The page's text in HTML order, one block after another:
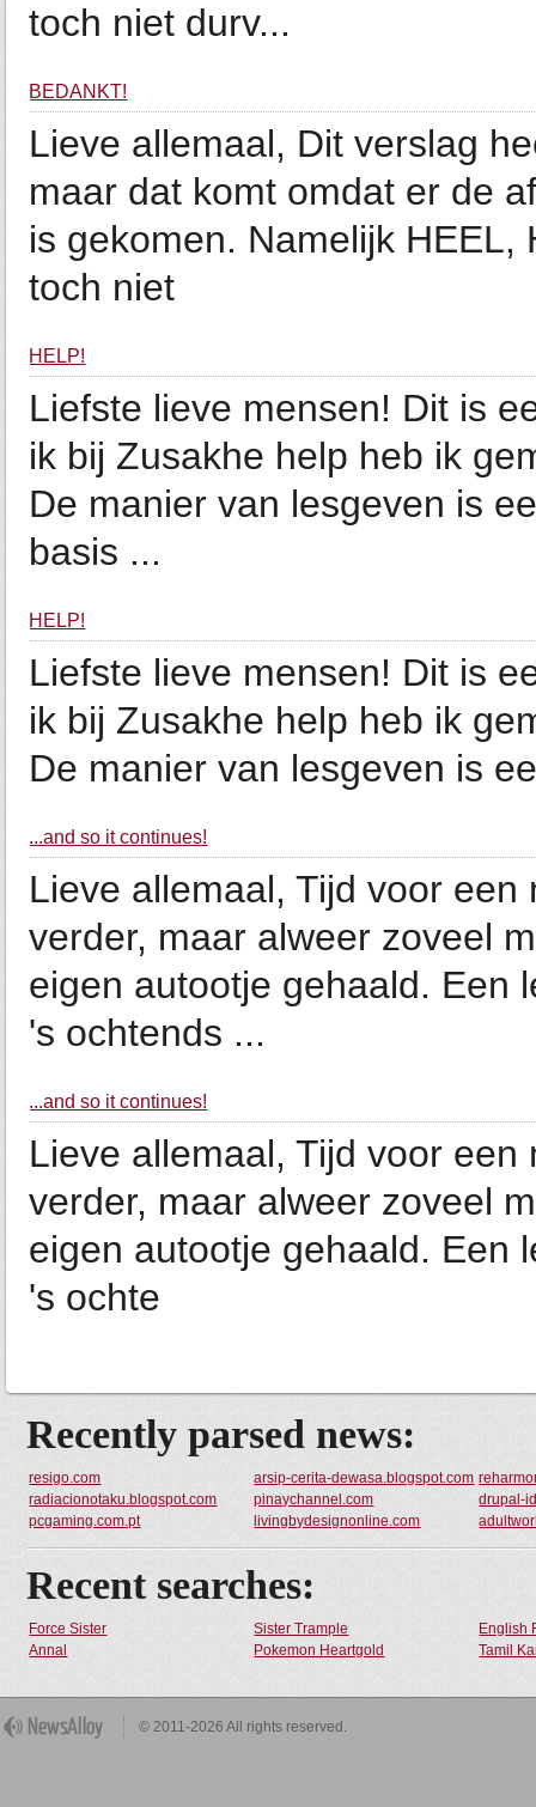
toch niet durv...
BEDANKT!
Lieve allemaal, Dit verslag
maar dat komt omdat er de
is gekomen. Namelijk HEEL,
toch niet
HELP!
Liefste lieve mensen! Dit is
ik bij Zusakhe help heb ik
De manier van lesgeven is
basis ...
HELP!
Liefste lieve mensen! Dit is
ik bij Zusakhe help heb ik
De manier van lesgeven is
...and so it continues!
Lieve allemaal, Tijd voor
verder, maar alweer zoveel
eigen autootje gehaald. Een
's ochtends ...
...and so it continues!
Lieve allemaal, Tijd voor
verder, maar alweer zoveel
eigen autootje gehaald. Een
's ochte
Recently parsed news:
resigo.com arsip-cerita-dewasa.blogspot.com
radiacionotaku.blogspot.com
pinaychannel.com
drupal-
pcgaming.com.pt
livingbydesignonline.com
Recent searches:
Force Sister Sister Trample
English
Annal
Pokemon Heartgold Tamil
© 2011-2026 All rights reserved.